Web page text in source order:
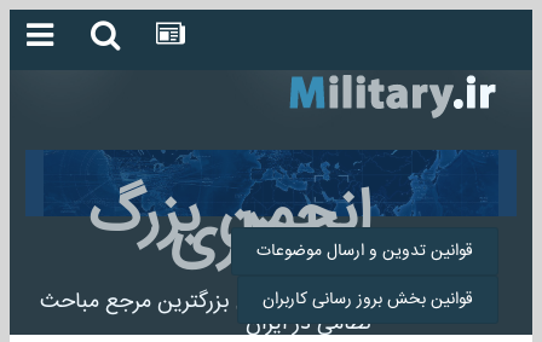
انجمن بزرگ
میلیتاری
انجمن میلیتاری بزرگترین مرجع مباحث
نظامی در ایران
قوانین تدوین و ارسال موضوعات
قوانین بخش بروز رسانی کاربران